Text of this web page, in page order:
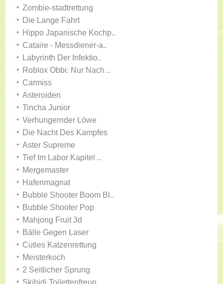
Zombie-stadtrettung
Die Lange Fahrt
Hippo Japanische Kochp..
Cataire - Messdiener-a..
Labyrinth Der Infektio..
Roblox Obbi: Nur Nach ..
Carmiss
Asteroiden
Tincha Junior
Verhungernder Löwe
Die Nacht Des Kampfes
Aster Supreme
Tief Im Labor Kapitel ..
Mergemaster
Hafenmagnat
Bubble Shooter Boom Bl..
Bubble Shooter Pop
Mahjong Fruit 3d
Bälle Gegen Laser
Cuties Katzenrettung
Meisterkoch
2 Seitlicher Sprung
Skibidi Toilettenfreun..